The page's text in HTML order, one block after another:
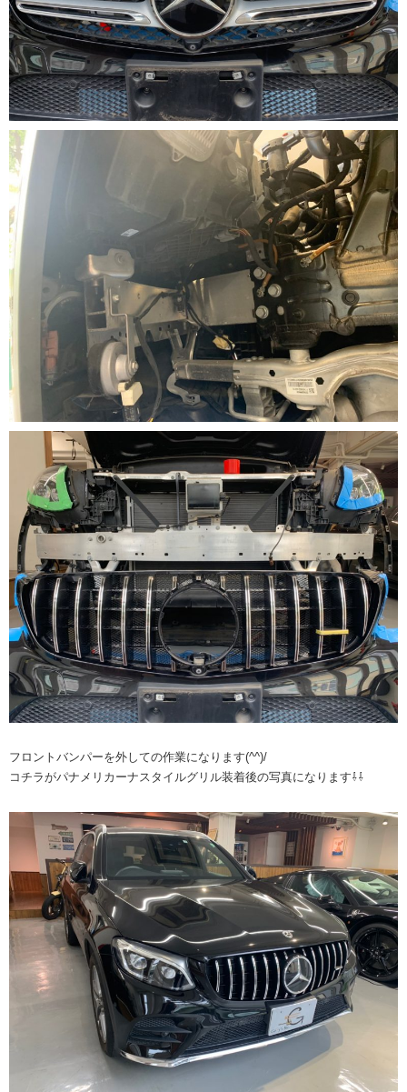
フロントバンパーを外しての作業になります(^^)/
コチラがパナメリカーナスタイルグリル装着後の写真になります⇩⇩